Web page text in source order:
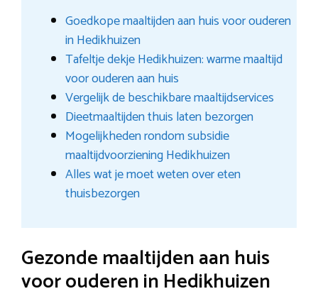
Goedkope maaltijden aan huis voor ouderen
in Hedikhuizen
Tafeltje dekje Hedikhuizen: warme maaltijd
voor ouderen aan huis
Vergelijk de beschikbare maaltijdservices
Dieetmaaltijden thuis laten bezorgen
Mogelijkheden rondom subsidie
maaltijdvoorziening Hedikhuizen
Alles wat je moet weten over eten
thuisbezorgen
Gezonde maaltijden aan huis
voor ouderen in Hedikhuizen